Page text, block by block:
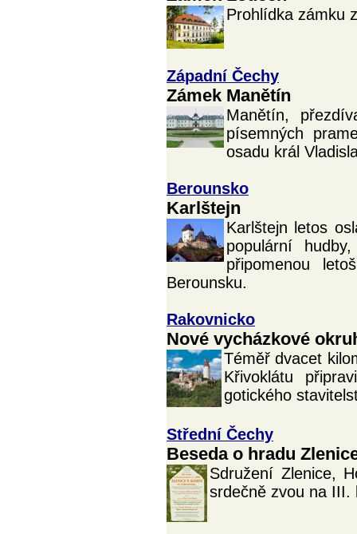
Prohlídka zámku
Západní Čechy
Zámek Manětín
Manětín,
písemných
osadu král
Berounsko
Karlštejn
Karlštejn letos
populární
připomenou
Berounsku.
Rakovnicko
Nové vycházkové
Téměř dvacet
Křivoklátu
gotického
Střední Čechy
Beseda o hradu
Sdružení Zlenice,
srdečně zvou na III.